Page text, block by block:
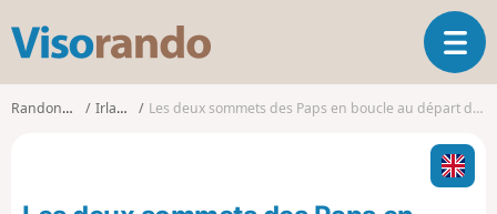
s
o
O
u
v
i
r
l
Randonnées Irlande Les deux sommets des Paps en boucle au départ de Clonkeen